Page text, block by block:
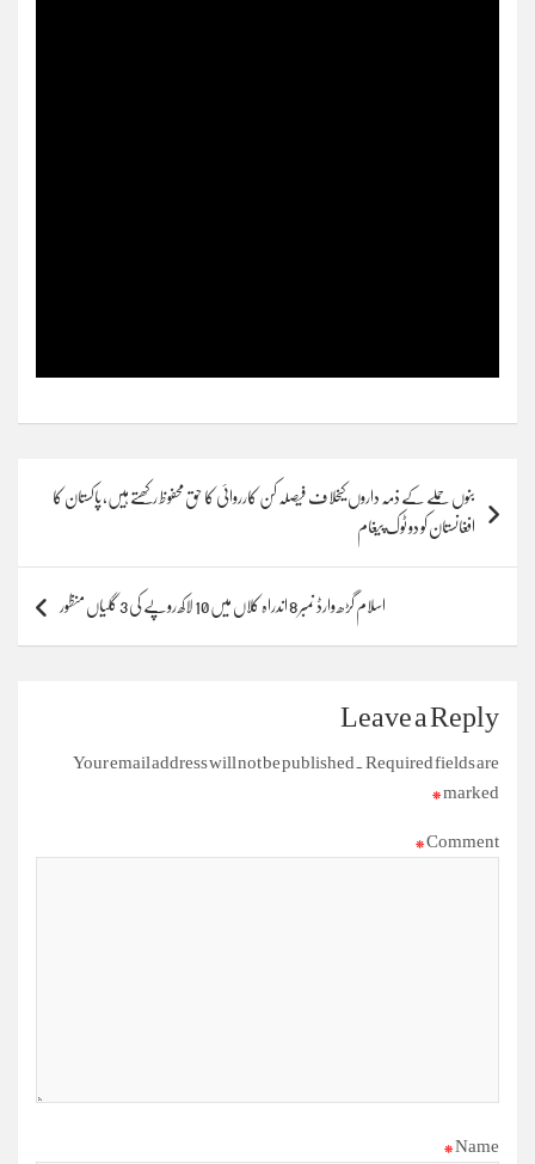
navigation
بنوں حملے کے ذمہ داروں کیخلاف فیصلہ کن کارروائی کا حق محفوظ رکھتے ہیں، پاکستان کا
افغانستان کو دو ٹوک پیغام
اسلام گڑھ وارڈ نمبر 8 اندراہ کلاں میں 10 لاکھ روپے کی 3 گلیاں منظور
Leave a Reply
Your email address will not be published. Required fields are
marked
*
Comment
*
Name
*